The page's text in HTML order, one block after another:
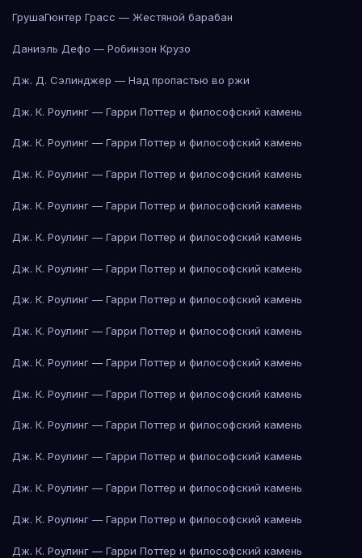
ГрушаГюнтер Грасс — Жестяной барабан
Даниэль Дефо — Робинзон Крузо
Дж. Д. Сэлинджер — Над пропастью во ржи
Дж. К. Роулинг — Гарри Поттер и философский камень
Дж. К. Роулинг — Гарри Поттер и философский камень
Дж. К. Роулинг — Гарри Поттер и философский камень
Дж. К. Роулинг — Гарри Поттер и философский камень
Дж. К. Роулинг — Гарри Поттер и философский камень
Дж. К. Роулинг — Гарри Поттер и философский камень
Дж. К. Роулинг — Гарри Поттер и философский камень
Дж. К. Роулинг — Гарри Поттер и философский камень
Дж. К. Роулинг — Гарри Поттер и философский камень
Дж. К. Роулинг — Гарри Поттер и философский камень
Дж. К. Роулинг — Гарри Поттер и философский камень
Дж. К. Роулинг — Гарри Поттер и философский камень
Дж. К. Роулинг — Гарри Поттер и философский камень
Дж. К. Роулинг — Гарри Поттер и философский камень
Дж. К. Роулинг — Гарри Поттер и философский камень